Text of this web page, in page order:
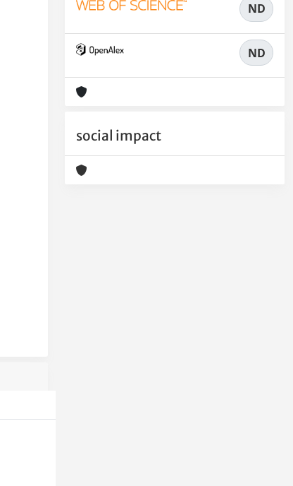
ND
ND
social impact